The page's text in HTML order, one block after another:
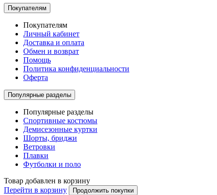
Покупателям
Покупателям
Личный кабинет
Доставка и оплата
Обмен и возврат
Помощь
Политика конфиденциальности
Оферта
Популярные разделы
Популярные разделы
Спортивные костюмы
Демисезонные куртки
Шорты, бриджи
Ветровки
Плавки
Футболки и поло
Товар добавлен в корзину
Перейти в корзину
Продолжить покупки